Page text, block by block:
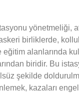
yönetmeliği,
birliklerde,
alanlarında
biridir. Bu
şekilde
kazaları